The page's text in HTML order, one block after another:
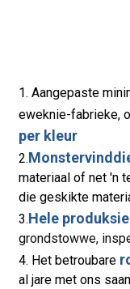
1. Aangepaste
eweknie-fabrieke,
per kleur
2.
materiaal of net 'n
die geskikte
3.Hele
grondstowwe,
4. Het betroubare
al jare met ons